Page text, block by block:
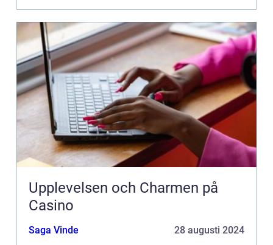
Upplevelsen och Charmen på
Casino
Saga Vinde 28 augusti 2024